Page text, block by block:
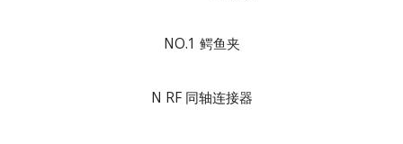
NO.1 鳄鱼夹
N RF 同轴连接器